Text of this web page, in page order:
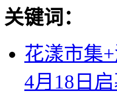
关键词：
花漾市集
4月18日